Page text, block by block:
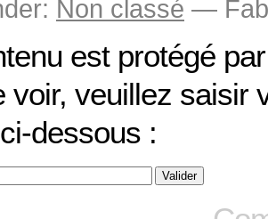
Non classé —
est protégé
voir, veuillez saisir
dessous :